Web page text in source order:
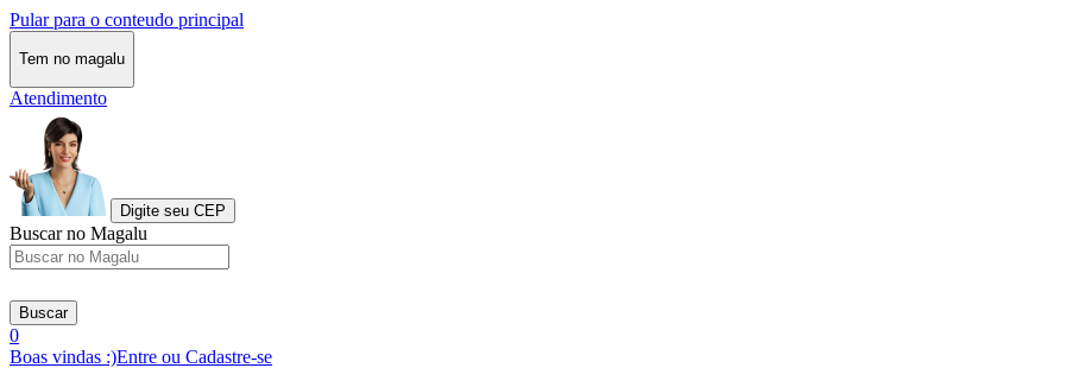
Pular para o conteudo principal
Tem no magalu
Atendimento
Digite seu CEP
Buscar no Magalu
Buscar
0
Boas vindas :)Entre ou Cadastre-se